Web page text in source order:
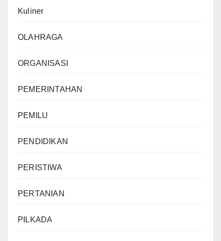
Kuliner
OLAHRAGA
ORGANISASI
PEMERINTAHAN
PEMILU
PENDIDIKAN
PERISTIWA
PERTANIAN
PILKADA